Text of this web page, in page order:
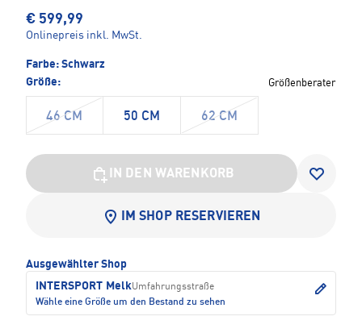
€ 599,99
Onlinepreis inkl. MwSt.
Farbe: Schwarz
Größe:
Größenberater
46 CM 50 CM 62 CM
IN DEN WARENKORB
IM SHOP RESERVIEREN
Ausgewählter Shop
INTERSPORT MelkUmfahrungsstraße
Wähle eine Größe um den Bestand zu sehen